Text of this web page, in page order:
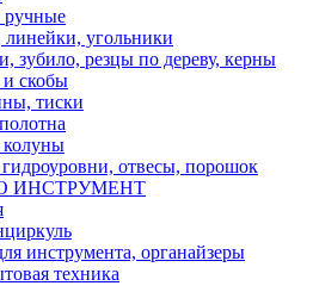
ручные
линейки, угольники
зубило, резцы по дереву, керны
скобы
тиски
отвесы, порошок
ИНСТРУМЕНТ
инструмента, органайзеры
техника